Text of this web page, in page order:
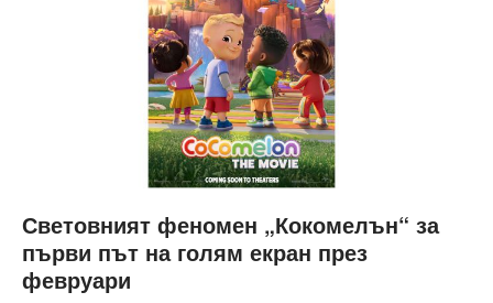
Световният феномен „Кокомелън“ за
първи път на голям екран през
февруари